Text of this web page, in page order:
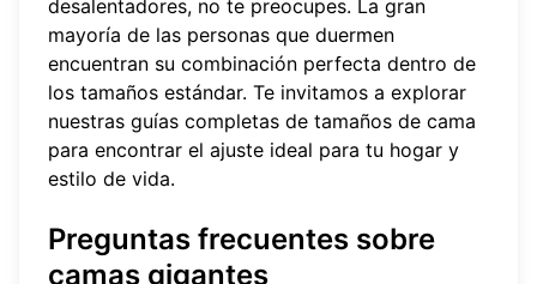
desalentadores, no te preocupes. La gran
mayoría de las personas que duermen
encuentran su combinación perfecta dentro de
los tamaños estándar. Te invitamos a explorar
nuestras guías completas de tamaños de cama
para encontrar el ajuste ideal para tu hogar y
estilo de vida.
Preguntas frecuentes sobre
camas gigantes